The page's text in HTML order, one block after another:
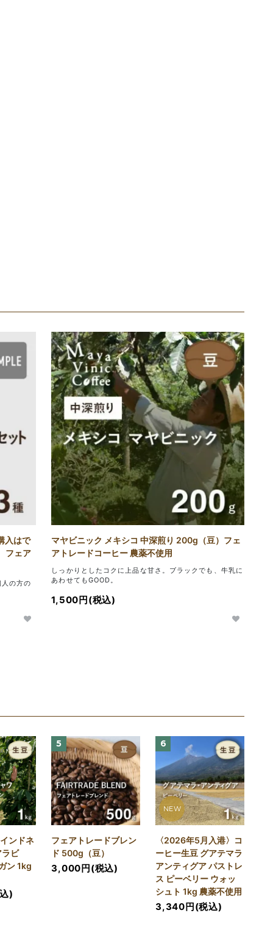
入はで
フェア
の方の
マヤビニック メキシコ 中深煎り 200g（豆）フェ
アトレードコーヒー 農薬不使用
しっかりとしたコクに上品な甘さ。ブラックでも、牛乳に
あわせてもGOOD。
1,500円(税込)
ンドネ
ラビ
ン 1kg
)
5
フェアトレードブレン
ド 500g（豆）
3,000円(税込)
6
NEW
〈2026年5月入港〉コ
ーヒー生豆 グアテマラ
アンティグア パストレ
ス ピーベリー ウォッ
シュト 1kg 農薬不使用
3,340円(税込)